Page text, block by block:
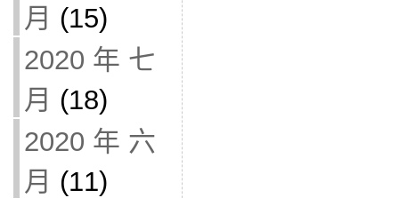
月 (15)
2020 年 七
月 (18)
2020 年 六
月 (11)